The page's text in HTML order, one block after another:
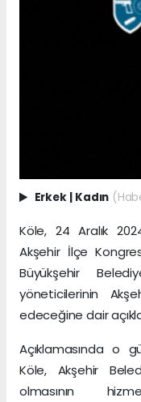
Erkek | Kadın
Köle, 24 Aralık
Akşehir İlçe
Büyükşehir
yöneticilerinin
edeceğine dair
Açıklamasında o
Köle, Akşehir
olmasının